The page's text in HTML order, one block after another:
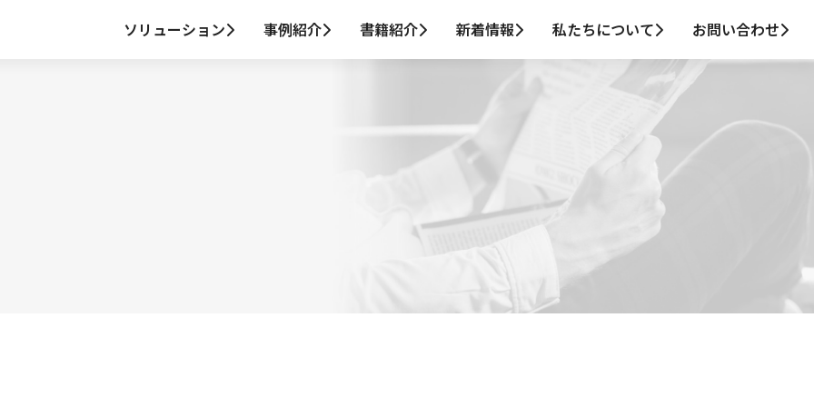
ソリューション 事例紹介 書籍紹介 新着情報 私たちについて お問い合わせ